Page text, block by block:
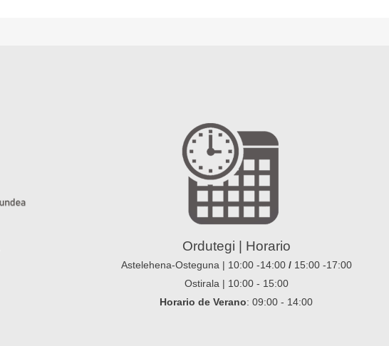
Ordutegi | Horario
Astelehena-Osteguna | 10:00 -14:00/ 15:00 -17:00
Ostirala | 10:00 - 15:00
Horario de Verano: 09:00 - 14:00